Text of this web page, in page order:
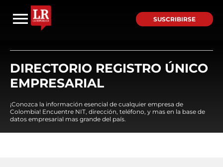
SUSCRIBIRSE
DIRECTORIO REGISTRO ÚNICO
EMPRESARIAL
¡Conozca la información esencial de cualquier empresa de
Colombia! Encuentre NIT, dirección, teléfono, y mas en la base de
datos empresarial mas grande del país.